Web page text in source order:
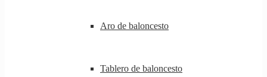
Aro de baloncesto
Tablero de baloncesto